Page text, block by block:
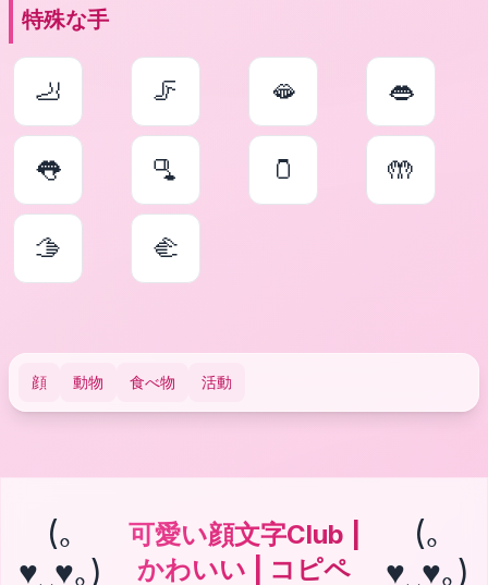
特殊な手
🦶 🦵 🫦 👄
👅 🫗 🫙 🤲
🫱 🫲
顔 動物 食べ物 活動
(｡
♥‿♥｡)
可愛い顔文字Club |
かわいい | コピペ
(｡
♥‿♥｡)